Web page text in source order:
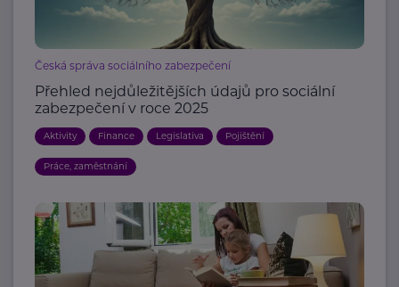
Česká správa sociálního zabezpečení
Přehled nejdůležitějších údajů pro sociální
zabezpečení v roce 2025
Aktivity Finance Legislativa Pojištění
Práce, zaměstnání